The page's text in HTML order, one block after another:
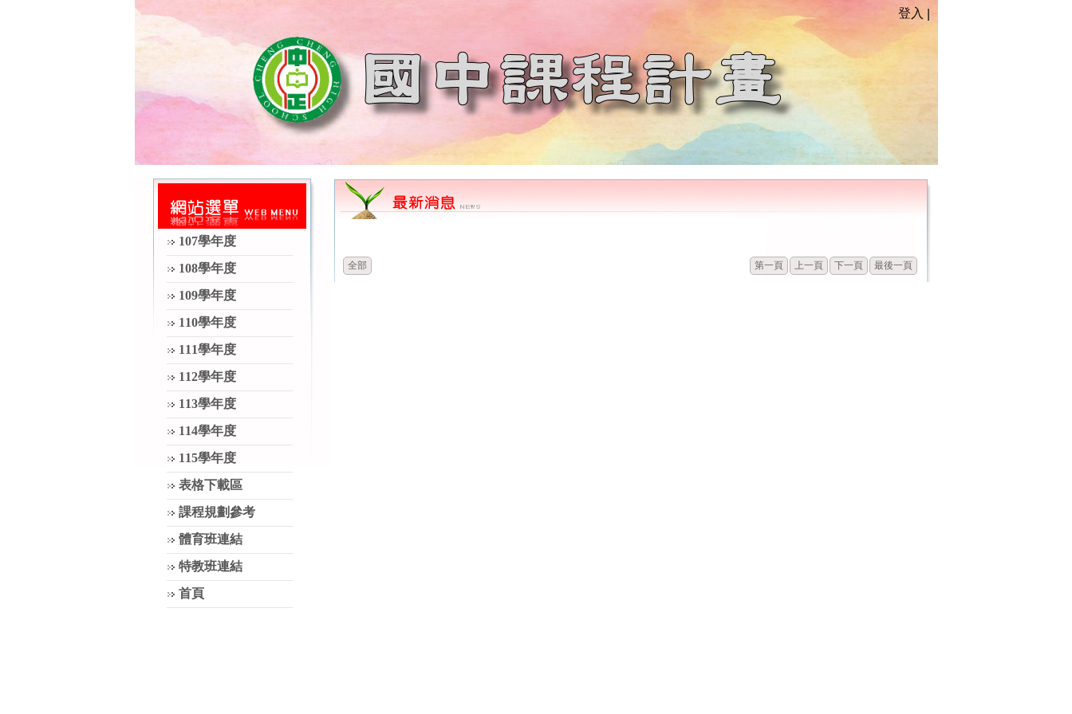
登入
107學年度
108學年度
109學年度
110學年度
111學年度
112學年度
113學年度
114學年度
115學年度
表格下載區
課程規劃參考
體育班連結
特教班連結
首頁
全部 第一頁 上一頁 下一頁 最後一頁